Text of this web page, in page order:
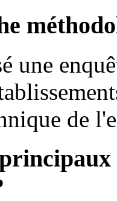
une
de